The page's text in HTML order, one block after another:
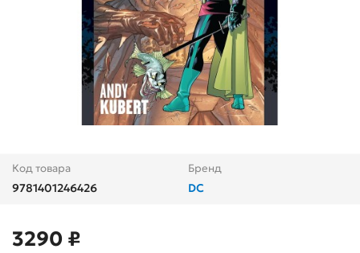
Код товара
9781401246426
Бренд
DC
3290 ₽